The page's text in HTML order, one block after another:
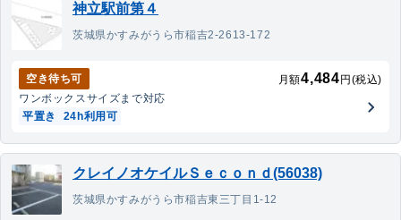
神立駅前第４
茨城県かすみがうら市稲吉2-2613-172
空き待ち可 月額4,484 円(税込)
ワンボックスサイズまで対応
平置き
24h利用可
クレイノオケイルＳｅｃｏｎｄ(56038)
茨城県かすみがうら市稲吉東三丁目1-12